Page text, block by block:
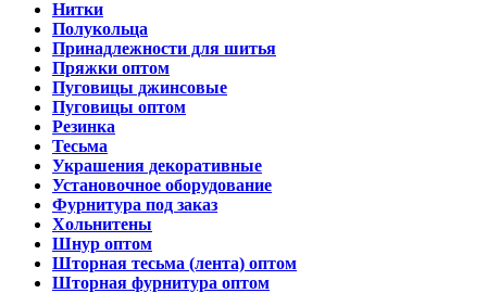
Нитки
Полукольца
Принадлежности для шитья
Пряжки оптом
Пуговицы джинсовые
Пуговицы оптом
Резинка
Тесьма
Украшения декоративные
Установочное оборудование
Фурнитура под заказ
Хольнитены
Шнур оптом
Шторная тесьма (лента) оптом
Шторная фурнитура оптом